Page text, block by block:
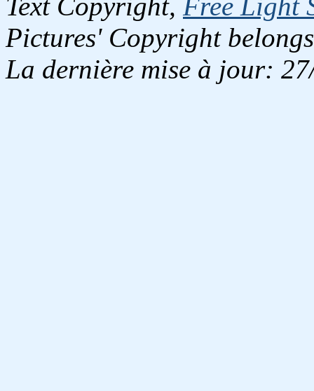
Pictures' Copyright
La dernière mise à jour: